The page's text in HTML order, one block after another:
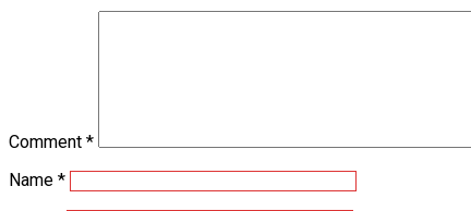
Comment *
Name *